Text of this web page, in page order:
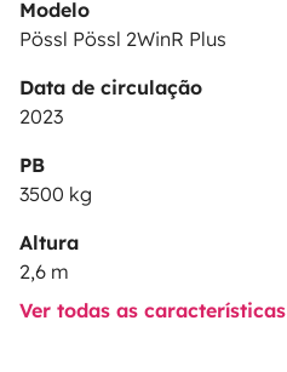
Modelo
Pössl Pössl 2WinR Plus
Data de circulação
2023
PB
3500 kg
Altura
2,6 m
Ver todas as características